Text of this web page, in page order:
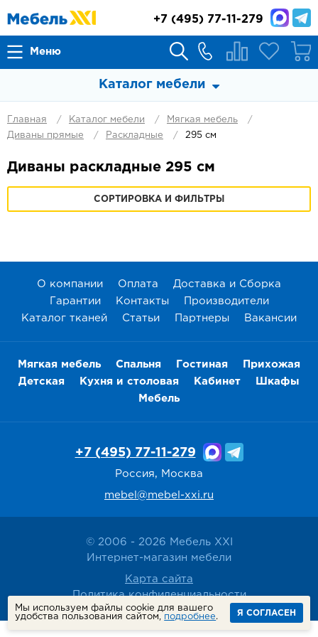
Меню
+7 (495) 77-11-279
Каталог мебели
Главная Каталог мебели
Мягкая мебель
Диваны прямые
Раскладные 295 см
Диваны раскладные 295 см
СОРТИРОВКА И ФИЛЬТРЫ
О компании Оплата
Доставка и Сборка
Гарантии
Контакты
Производители
Каталог тканей
Статьи Партнеры Вакансии
Мягкая мебель Спальня Гостиная
Прихожая
Детская
Кухня и столовая Кабинет
Шкафы
Мебель
© 2006 - 2026 Мебель XXI
Интернет-магазин мебели
Карта сайта
Политика конфиденциальности
+7 (495) 77-11-279
Россия, Москва
mebel@mebel-xxi.ru
Мы используем файлы cookie для вашего
удобства пользования сайтом, подробнее. Я СОГЛАСЕН